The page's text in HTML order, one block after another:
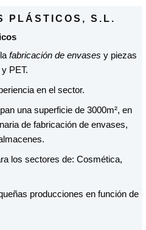
PLÁSTICOS, S.L.
fabricación de envases y piezas
PET.
en el sector.
una superficie de 3000m², en
de fabricación de envases,
los sectores de: Cosmética,
producciones en función de